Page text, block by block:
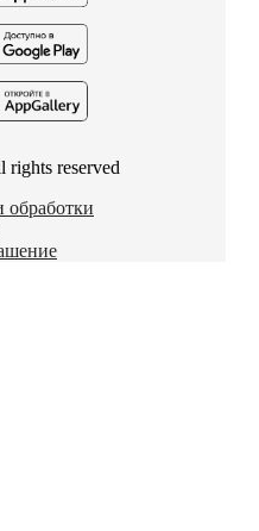
rights reserved